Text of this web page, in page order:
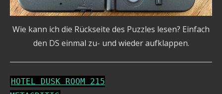
Wie kann ich die Rückseite des Puzzles lesen? Einfach
den DS einmal zu- und wieder aufklappen.
HOTEL DUSK ROOM 215